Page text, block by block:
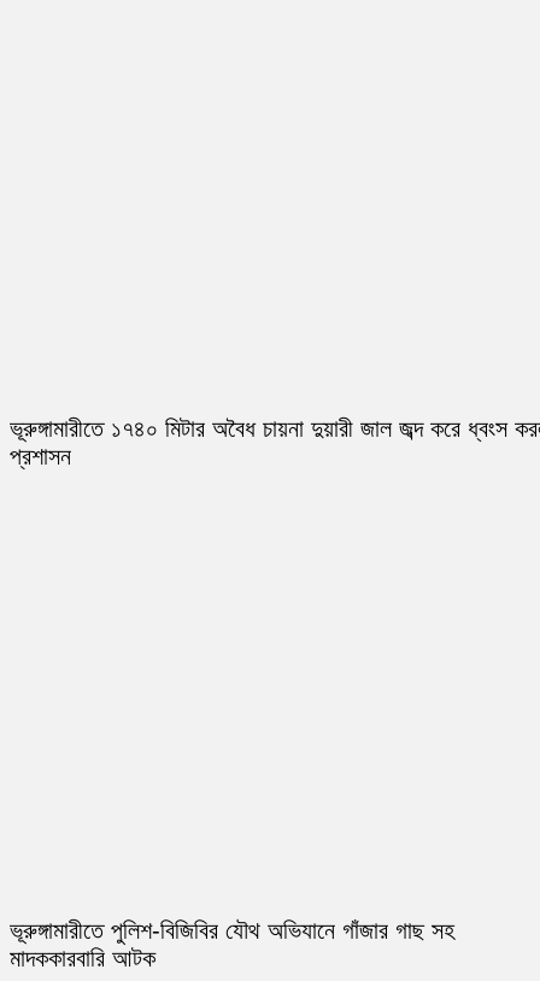
ভূরুঙ্গামারীতে ১৭৪০ মিটার অবৈধ চায়না দুয়ারী জাল জব্দ করে ধ্বংস
প্রশাসন
ভূরুঙ্গামারীতে পুলিশ-বিজিবির যৌথ অভিযানে গাঁজার গাছ সহ
মাদককারবারি আটক